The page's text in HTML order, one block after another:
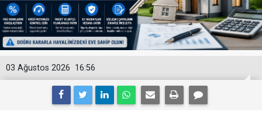
16:56
03 Ağustos 2026